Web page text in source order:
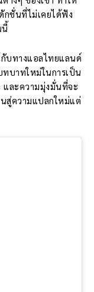
กชั่นที่ไม่เคยได้ฟัง
นี้
บทางแอลไทยแลนด์
บาทใหม่ในการเป็น
และความมุ่งมั่นที่จะ
สู่ความแปลกใหม่แต่